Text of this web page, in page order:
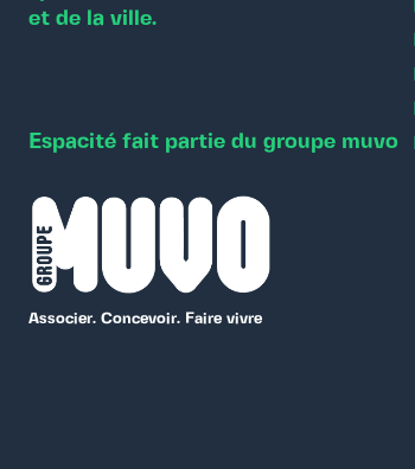
et de la ville.
Espacité fait partie du groupe muvo
Associer. Concevoir. Faire vivre